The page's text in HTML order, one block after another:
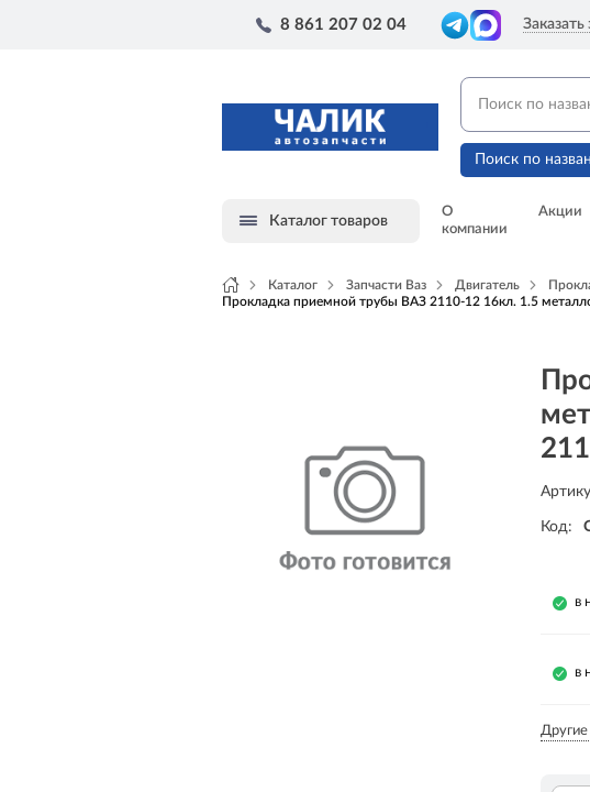
8 861 207 02 04 Заказать
Поиск по
Каталог товаров
О
компании
Акции
Каталог Запчасти Ваз Двигатель
Прокладка приемной трубы ВАЗ 2110-12 16кл. 1.5
Код:
в
в